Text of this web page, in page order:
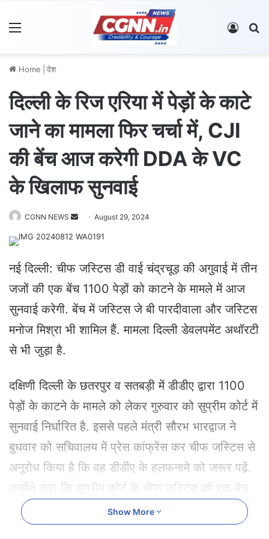
Log In
Home देश
दिल्ली के रिज एरिया में पेड़ों के काटे
जाने का मामला फिर चर्चा में, CJI
की बेंच आज करेगी DDA के VC
के खिलाफ सुनवाई
CGNN NEWS
e
n
e
a
August 29, 2024
नई दिल्ली: चीफ जस्टिस डी वाई चंद्रचूड़ की अगुवाई में तीन
जजों की एक बेंच 1100 पेड़ों को काटने के मामले में आज
सुनवाई करेगी. बेंच में जस्टिस जे बी पारदीवाला और जस्टिस
मनोज मिश्रा भी शामिल हैं. मामला दिल्ली डेवलपमेंट अथॉरटी
से भी जुड़ा है.
दक्षिणी दिल्ली के छतरपुर व सतबड़ी में डीडीए द्वारा 1100
पेड़ों के काटने के मामले को लेकर गुरुवार को सुप्रीम कोर्ट में
सुनवाई निर्धारित है. इससे पहले मंत्री सौरभ भारद्वाज ने
बुधवार को सचिवालय में प्रेस कांफ्रेंस कर चीफ जस्टिस से
अनुरोध किया है कि वह डीडीए के हलफनामे को जरूर पढ़ें.
उन्होंने कहा कि सुप्रीम कोर्ट के चीफ जस्टिस की एक बेंच
के समक्ष दिल्ली के सतबड़ी इलाके के रिज एरिया में लगभग
1100 पेड़ों को गैर कानूनी तरीके से काटे जाने का मामला
Show More